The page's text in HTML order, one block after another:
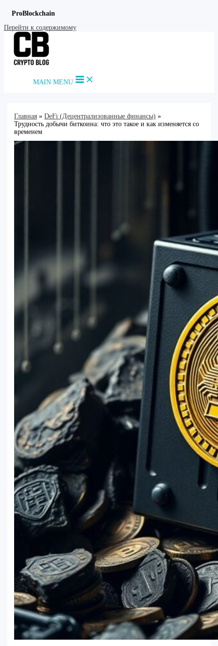
ProBlockchain
Перейти к содержимому
MAIN MENU
Главная
DeFi (Децентрализованные финансы)
Трудность добычи биткоина: что это такое и как изменяется со
временем